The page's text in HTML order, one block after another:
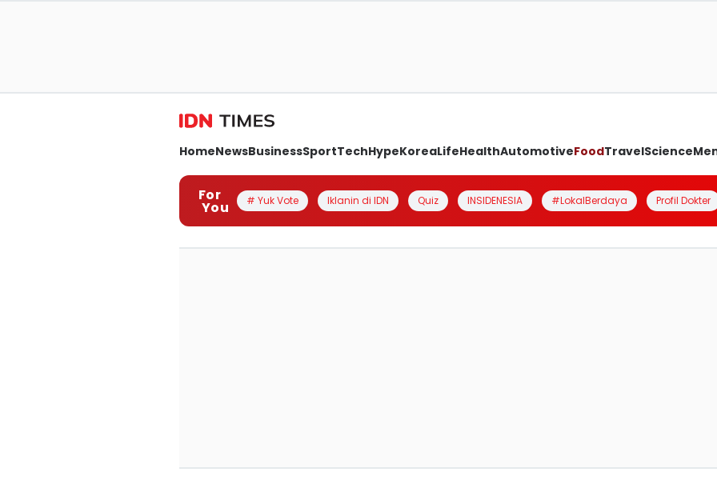
HomeNewsBusinessSportTechHypeKoreaLifeHealthAutomotiveFoodTravelScience
For
You # Yuk Vote Iklanin di IDN Quiz INSIDENESIA #LokalBerdaya Profil Dokter